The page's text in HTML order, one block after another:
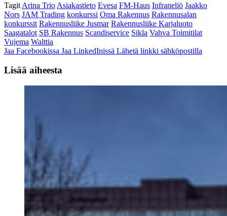
Tagit Arina Trio Asiakastieto Evesa FM-Haus Infraneliö Jaakko
Nors JAM Trading konkurssi Oma Rakennus Rakennusalan
konkurssit Rakennusliike Jusmar Rakennusliike Karjaluoto
Saagatalot SB Rakennus Scandiservice Sikla Vahva Toimitilat
Vujema Walttia
Jaa Facebookissa Jaa LinkedInissä Lähetä linkki sähköpostilla
Lisää aiheesta